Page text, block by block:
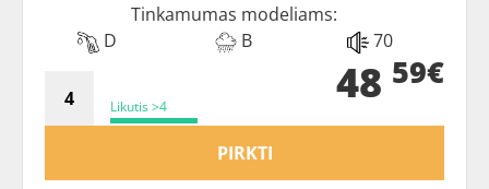
Tinkamumas modeliams:
D
B 70
Likutis >4 48 59€
PIRKTI